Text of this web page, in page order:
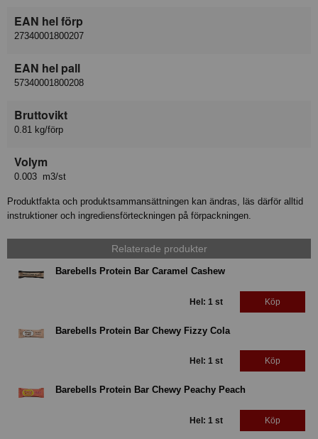
EAN hel förp
27340001800207
EAN hel pall
57340001800208
Bruttovikt
0.81 kg/förp
Volym
0.003 m3/st
Produktfakta och produktsammansättningen kan ändras, läs därför alltid
instruktioner och ingrediensförteckningen på förpackningen.
Relaterade produkter
Barebells Protein Bar Caramel Cashew
Hel: 1 st Köp
Barebells Protein Bar Chewy Fizzy Cola
Hel: 1 st Köp
Barebells Protein Bar Chewy Peachy Peach
Hel: 1 st Köp